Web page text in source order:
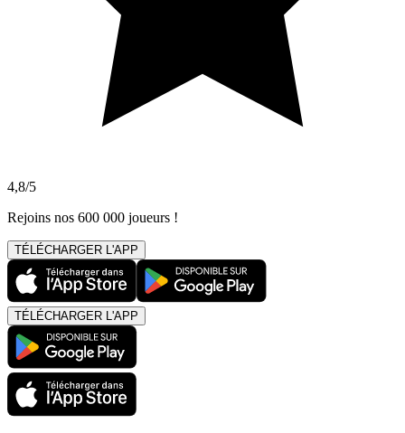
4,8/5
Rejoins nos 600 000 joueurs !
TÉLÉCHARGER L'APP
TÉLÉCHARGER L'APP